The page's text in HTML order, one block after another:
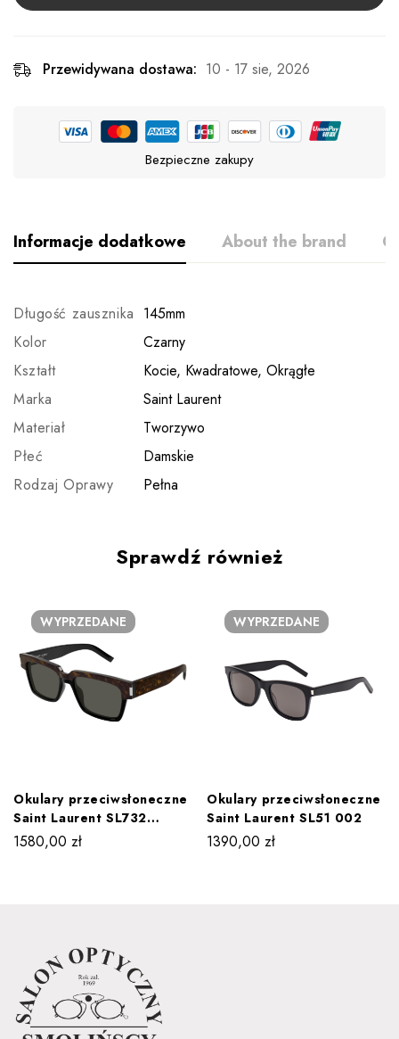
Przewidywana dostawa: 10 - 17 sie, 2026
Bezpieczne zakupy
Informacje dodatkowe About the brand
Długość zausznika 145mm
Kolor
Czarny
Kształt
Kocie, Kwadratowe, Okrągłe
Marka
Saint Laurent
Materiał
Tworzywo
Płeć
Damskie
Rodzaj Oprawy
Pełna
Sprawdź również
WYPRZEDANE
Okulary przeciwsłoneczne
Saint Laurent SL732
WADIM 003
1580,00 zł
WYPRZEDANE
Okulary przeciwsłoneczne
Saint Laurent SL51 002
1390,00 zł